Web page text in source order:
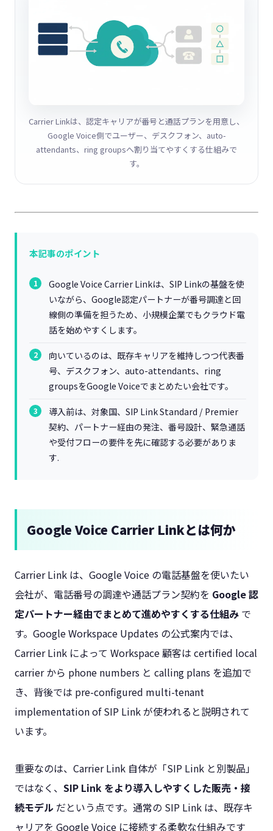
Carrier Linkは、認定キャリアが番号と通話プランを用意し、
Google Voice側でユーザー、デスクフォン、auto-
attendants、ring groupsへ割り当てやすくする仕組みで
す。
本記事のポイント
Google Voice Carrier Linkは、SIP Linkの基盤を使
いながら、Google認定パートナーが番号調達と回
線側の準備を担うため、小規模企業でもクラウド電
話を始めやすくします。
向いているのは、既存キャリアを維持しつつ代表番
号、デスクフォン、auto-attendants、ring
groupsをGoogle Voiceでまとめたい会社です。
導入前は、対象国、SIP Link Standard / Premier
契約、パートナー経由の発注、番号設計、緊急通話
や受付フローの要件を先に確認する必要がありま
す.
Google Voice Carrier Linkとは何か
Carrier Link は、Google Voice の電話基盤を使いたい
会社が、電話番号の調達や通話プラン契約を Google 認
定パートナー経由でまとめて進めやすくする仕組み で
す。Google Workspace Updates の公式案内では、
Carrier Link によって Workspace 顧客は certified local
carrier から phone numbers と calling plans を追加で
き、背後では pre-configured multi-tenant
implementation of SIP Link が使われると説明されて
います。
重要なのは、Carrier Link 自体が「SIP Link と別製品」
ではなく、 SIP Link をより導入しやすくした販売・接
続モデル だという点です。通常の SIP Link は、既存キ
ャリアを Google Voice に接続する柔軟な仕組みです